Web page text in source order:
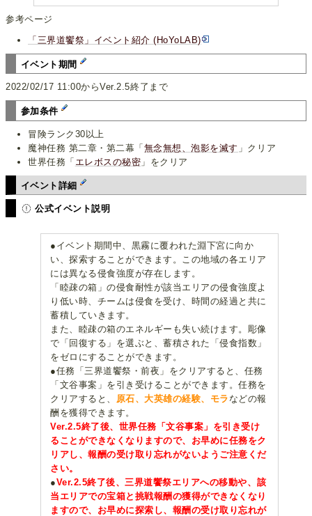
参考ページ
「三界道饗祭」イベント紹介 (HoYoLAB)
イベント期間
2022/02/17 11:00からVer.2.5終了まで
参加条件
冒険ランク30以上
魔神任務 第二章・第二幕「無念無想、泡影を滅す 」クリア
世界任務「 エレボスの秘密 」をクリア
イベント詳細
公式イベント説明
●イベント期間中、黒霧に覆われた淵下宮に向か
い、探索することができます。この地域の各エリア
には異なる侵食強度が存在します。
「睦疎の箱」の侵食耐性が該当エリアの侵食強度よ
り低い時、チームは侵食を受け、時間の経過と共に
蓄積していきます。
また、睦疎の箱のエネルギーも失い続けます。彫像
で「回復する」を選ぶと、蓄積された「侵食指数」
をゼロにすることができます。
●任務「三界道饗祭・前夜」をクリアすると、任務
「文谷事案」を引き受けることができます。任務を
クリアすると、 原石、大英雄の経験、モラ などの報
酬を獲得できます。
Ver.2.5終了後、世界任務「文谷事案」を引き受け
ることができなくなりますので、お早めに任務をク
リアし、報酬の受け取り忘れがないようご注意くだ
さい。
●Ver.2.5終了後、三界道饗祭エリアへの移動や、該
当エリアでの宝箱と挑戦報酬の獲得ができなくなり
ますので、お早めに探索し、報酬の受け取り忘れが